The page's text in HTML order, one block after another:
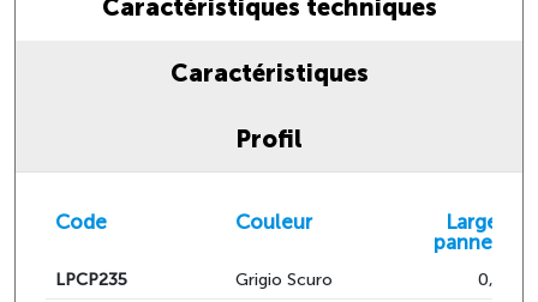
Caractéristiques techniques
Caractéristiques
Profil
Code Couleur
Largeur
panneau
LPCP235 Grigio Scuro
0,97